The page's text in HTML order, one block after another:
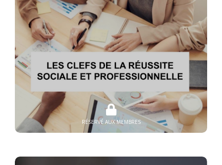
RÉSERVÉ AUX MEMBRES